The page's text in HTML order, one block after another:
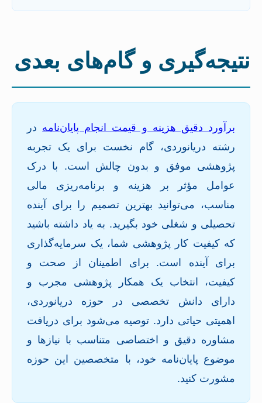
نتیجه‌گیری و گام‌های بعدی
برآورد دقیق هزینه و قیمت انجام پایان‌نامه در
رشته دریانوردی، گام نخست برای یک تجربه
پژوهشی موفق و بدون چالش است. با درک
عوامل مؤثر بر هزینه و برنامه‌ریزی مالی
مناسب، می‌توانید بهترین تصمیم را برای آینده
تحصیلی و شغلی خود بگیرید. به یاد داشته باشید
که کیفیت کار پژوهشی شما، یک سرمایه‌گذاری
برای آینده است. برای اطمینان از صحت و
کیفیت، انتخاب یک همکار پژوهشی مجرب و
دارای دانش تخصصی در حوزه دریانوردی،
اهمیتی حیاتی دارد. توصیه می‌شود برای دریافت
مشاوره دقیق و اختصاصی متناسب با نیازها و
موضوع پایان‌نامه خود، با متخصصین این حوزه
مشورت کنید.